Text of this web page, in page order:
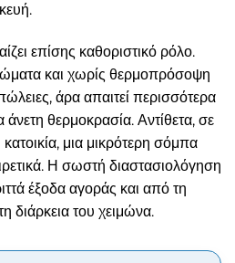
επίσης καθοριστικό ρόλο.
και χωρίς θερμοπρόσοψη
άρα απαιτεί περισσότερα
άνετη θερμοκρασία. Αντίθετα, σε
μια μικρότερη σόμπα
Η σωστή διαστασιολόγηση
έξοδα αγοράς και από τη
διάρκεια του χειμώνα.